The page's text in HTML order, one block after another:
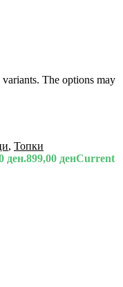
The options may
, Топки
ден.899,00 денCurrent